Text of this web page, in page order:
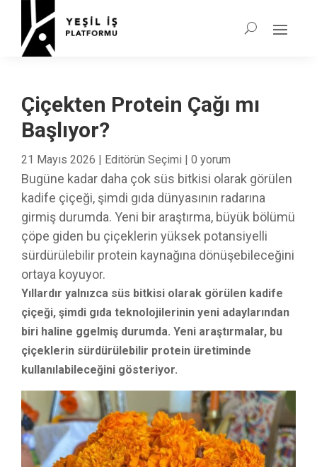
Çiçekten Protein Çağı mı
Başlıyor?
21 Mayıs 2026 | Editörün Seçimi | 0 yorum
Bugüne kadar daha çok süs bitkisi olarak görülen
kadife çiçeği, şimdi gıda dünyasının radarına
girmiş durumda. Yeni bir araştırma, büyük bölümü
çöpe giden bu çiçeklerin yüksek potansiyelli
sürdürülebilir protein kaynağına dönüşebileceğini
ortaya koyuyor.
Yıllardır yalnızca süs bitkisi olarak görülen kadife
çiçeği, şimdi gıda teknolojilerinin yeni adaylarından
biri haline ggelmiş durumda. Yeni araştırmalar, bu
çiçeklerin sürdürülebilir protein üretiminde
kullanılabileceğini gösteriyor.